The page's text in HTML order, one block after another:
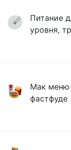
Питание
уровня,
Мак меню
фастфуде